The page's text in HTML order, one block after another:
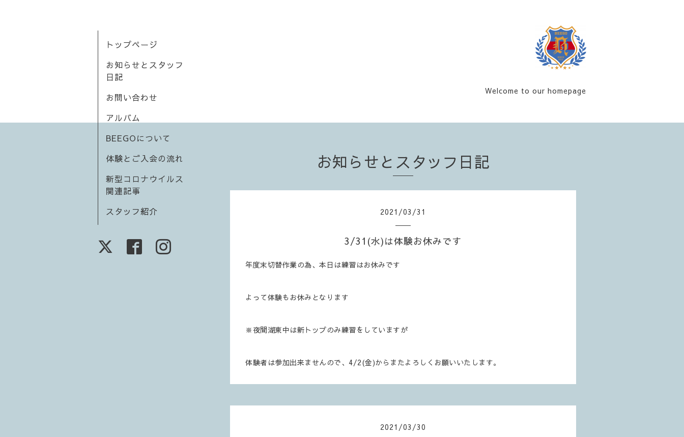
Welcome to our homepage
トップページ
お知らせとスタッフ
日記
お問い合わせ
アルバム
BEEGOについて
体験とご入会の流れ
新型コロナウイルス
関連記事
スタッフ紹介
お知らせとスタッフ日記
2021 /03 /31
3/31(水)は体験お休みです
年度末切替作業の為、本日は練習はお休みです
よって体験もお休みとなります
※夜間湖東中は新トップのみ練習をしていますが
体験者は参加出来ませんので、4/2(金)からまたよろしくお願いいたします。
2021 /03 /30